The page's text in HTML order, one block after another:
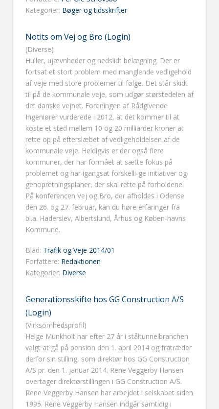
Kategorier: Bøger og tidsskrifter
Notits om Vej og Bro (Login)
(Diverse)
Huller, ujævnheder og nedslidt belægning. Der er
fortsat et stort problem med manglende vedligehold
af veje med store problemer til følge. Det står skidt
til på de kommunale veje, som udgør størstedelen af
det danske vejnet. Foreningen af Rådgivende
Ingeniører vurderede i 2012, at det kommer til at
koste et sted mellem 10 og 20 milliarder kroner at
rette op på efterslæbet af vedligeholdelsen af de
kommunale veje. Heldigvis er der også flere
kommuner, der har formået at sætte fokus på
problemet og har igangsat forskelli-ge initiativer og
genopretningsplaner, der skal rette på forholdene.
På konferencen Vej og Bro, der afholdes i Odense
den 26. og 27. februar, kan du høre erfaringer fra
bl.a. Haderslev, Albertslund, Århus og Køben-havns
Kommune.
Blad: Trafik og Veje 2014/01
Forfattere: Redaktionen
Kategorier: Diverse
Generationsskifte hos GG Construction A/S
(Login)
(Virksomhedsprofil)
Helge Munkholt har efter 27 år i ståltunnelbranchen
valgt at gå på pension den 1. april 2014 og fratræder
derfor sin stilling, som direktør hos GG Construction
A/S pr. den 1. januar 2014. Rene Veggerby Hansen
overtager direktørstillingen i GG Construction A/S.
Rene Veggerby Hansen har arbejdet i selskabet siden
1995. Rene Veggerby Hansen indgår samtidig i